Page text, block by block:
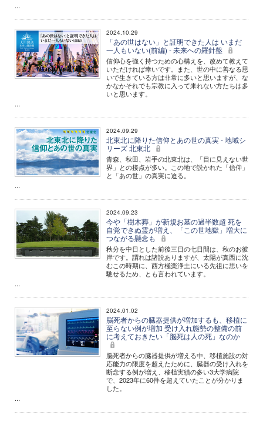
...
2024.10.29
「あの世はない」と証明できた人は いまだ
一人もいない(前編) - 未来への羅針盤
信仰心を強く持つための心構えを、改めて教えて
いただければ幸いです。また、世の中に善なる思
いで生きている方は非常に多いと思いますが、な
かなかそれでも宗教に入って来れない方たちは多
いと思います。
...
2024.09.29
北東北に降りた信仰とあの世の真実 - 地域シ
リーズ 北東北
青森、秋田、岩手の北東北は、「目に見えない世
界」との接点が多い。この地で説かれた「信仰」
と「あの世」の真実に迫る。
...
2024.09.23
今や「樹木葬」が新規お墓の過半数超 死を
自覚できぬ霊が増え、「この世地獄」増大に
つながる懸念も
秋分を中日とした前後三日の七日間は、秋のお彼
岸です。謂れは諸説ありますが、太陽が真西に沈
むこの時期に、西方極楽浄土にいる先祖に思いを
馳せるため、とも言われています。
...
2024.01.02
脳死者からの臓器提供が増加するも、移植に
至らない例が増加 受け入れ態勢の整備の前
に考えておきたい「脳死は人の死」なのか
脳死者からの臓器提供が増える中、移植施設の対
応能力の限度を超えたために、臓器の受け入れを
断念する例が増え、移植実績の多い3大学病院
で、2023年に60件を超えていたことが分かりま
した。
...